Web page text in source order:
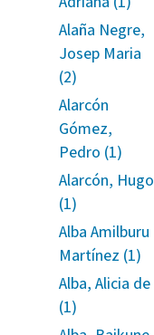
Alaña Negre,
Josep Maria
(2)
Alarcón
Gómez,
Pedro (1)
Alarcón, Hugo
(1)
Alba Amilburu
Martínez (1)
Alba, Alicia de
(1)